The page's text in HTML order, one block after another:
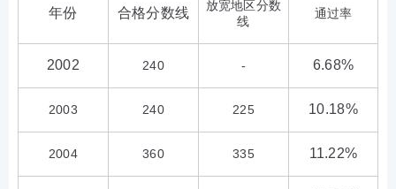
年份 合格分数线
放宽地区分数
线
通过率
2002 240 - 6.68%
2003 240 225 10.18%
2004 360 335 11.22%